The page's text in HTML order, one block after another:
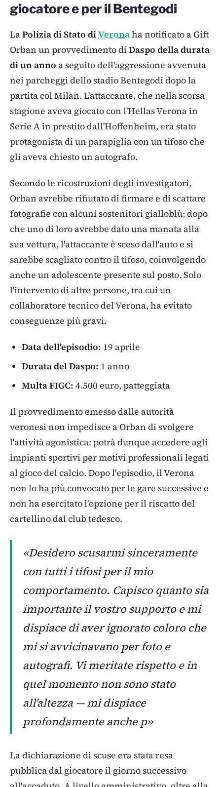
giocatore e per il Bentegodi
LaPolizia di Stato diVeronaha notificato a Gift
Orban un provvedimento diDaspo della durata
di un anno a seguito dell'aggressione avvenuta
nei parcheggi dello stadio Bentegodi dopo la
partita col Milan. L'attaccante, che nella scorsa
stagione aveva giocato con l'Hellas Verona in
Serie A in prestito dall'Hoffenheim, era stato
protagonista di un parapiglia con un tifoso che
gli aveva chiesto un autografo.
Secondo le ricostruzioni degli investigatori,
Orban avrebbe rifiutato di firmare e di scattare
fotografie con alcuni sostenitori gialloblù; dopo
che uno di loro avrebbe dato una manata alla
sua vettura, l'attaccante è sceso dall'auto e si
sarebbe scagliato contro il tifoso, coinvolgendo
anche un adolescente presente sul posto. Solo
l'intervento di altre persone, tra cui un
collaboratore tecnico del Verona, ha evitato
conseguenze più gravi.
Data dell'episodio: 19 aprile
Durata del Daspo: 1 anno
Multa FIGC: 4.500 euro, patteggiata
Il provvedimento emesso dalle autorità
veronesi non impedisce a Orban di svolgere
l'attività agonistica: potrà dunque accedere agli
impianti sportivi per motivi professionali legati
al gioco del calcio. Dopo l'episodio, il Verona
non lo ha più convocato per le gare successive e
non ha esercitato l'opzione per il riscatto del
cartellino dal club tedesco.
«Desidero scusarmi sinceramente
con tutti i tifosi per il mio
comportamento. Capisco quanto sia
importante il vostro supporto e mi
dispiace di aver ignorato coloro che
mi si avvicinavano per foto e
autografi. Vi meritate rispetto e in
quel momento non sono stato
all'altezza — mi dispiace
profondamente anche p»
La dichiarazione di scuse era stata resa
pubblica dal giocatore il giorno successivo